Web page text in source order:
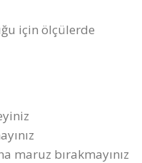
için ölçülerde
maruz bırakmayınız